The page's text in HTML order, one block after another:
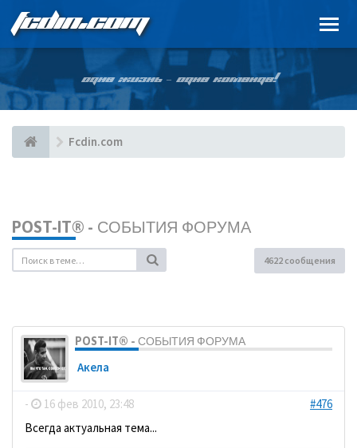
FCDIN.COM
ОДНА ЖИЗНЬ – ОДНА КОМАНДА!
Fcdin.com
POST-IT® - СОБЫТИЯ ФОРУМА
4622 сообщения
POST-IT® - СОБЫТИЯ ФОРУМА
Акела
- 16 фев 2010, 23:48
#476
Всегда актуальная тема...